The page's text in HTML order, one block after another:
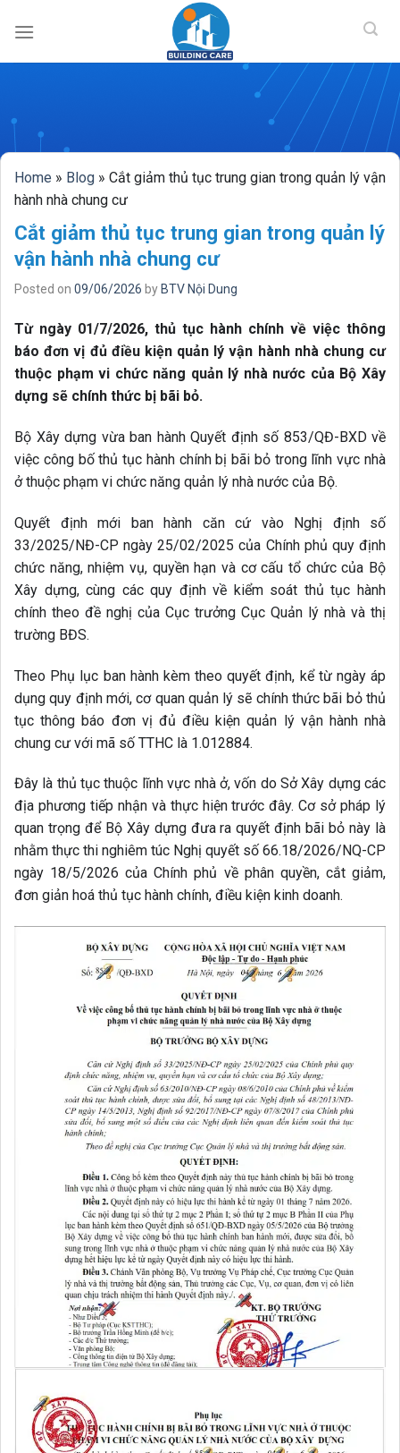
BUILDING
Home » Blog » Cắt giảm thủ tục trung gian trong quản lý vận
hành nhà chung cư
Cắt giảm thủ tục trung gian trong quản lý
vận hành nhà chung cư
Posted on 09/06/2026 by BTV Nội Dung
Từ ngày 01/7/2026, thủ tục hành chính về việc thông
báo đơn vị đủ điều kiện quản lý vận hành nhà chung cư
thuộc phạm vi chức năng quản lý nhà nước của Bộ Xây
dựng sẽ chính thức bị bãi bỏ.
Bộ Xây dựng vừa ban hành Quyết định số 853/QĐ-BXD về
việc công bố thủ tục hành chính bị bãi bỏ trong lĩnh vực nhà
ở thuộc phạm vi chức năng quản lý nhà nước của Bộ.
Quyết định mới ban hành căn cứ vào Nghị định số
33/2025/NĐ-CP ngày 25/02/2025 của Chính phủ quy định
chức năng, nhiệm vụ, quyền hạn và cơ cấu tổ chức của Bộ
Xây dựng, cùng các quy định về kiểm soát thủ tục hành
chính theo đề nghị của Cục trưởng Cục Quản lý nhà và thị
trường BĐS.
Theo Phụ lục ban hành kèm theo quyết định, kể từ ngày áp
dụng quy định mới, cơ quan quản lý sẽ chính thức bãi bỏ thủ
tục thông báo đơn vị đủ điều kiện quản lý vận hành nhà
chung cư với mã số TTHC là 1.012884.
Đây là thủ tục thuộc lĩnh vực nhà ở, vốn do Sở Xây dựng các
địa phương tiếp nhận và thực hiện trước đây. Cơ sở pháp lý
quan trọng để Bộ Xây dựng đưa ra quyết định bãi bỏ này là
nhằm thực thi nghiêm túc Nghị quyết số 66.18/2026/NQ-CP
ngày 18/5/2026 của Chính phủ về phân quyền, cắt giảm,
đơn giản hoá thủ tục hành chính, điều kiện kinh doanh.